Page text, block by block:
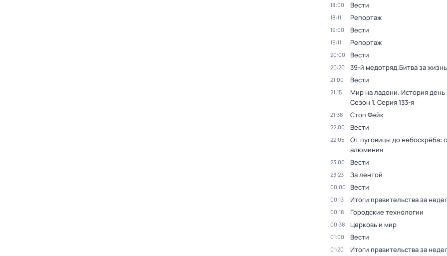
18:00 Вести
18:11 Репортаж
19:00 Вести
19:11 Репортаж
20:00 Вести
20:20 39-й медотряд.Битва за жизнь
21:00 Вести
21:15 Мир на ладони. История день
Сезон 1. Серия 133-я
21:38 Стоп Фейк
22:00 Вести
22:05
От пуговицы до небоскрёба:
алюминия
23:00 Вести
23:23 За лентой
00:00 Вести
00:13 Итоги правительства за
00:18 Городские технологии
00:38 Церковь и мир
01:00 Вести
01:20 Итоги правительства за